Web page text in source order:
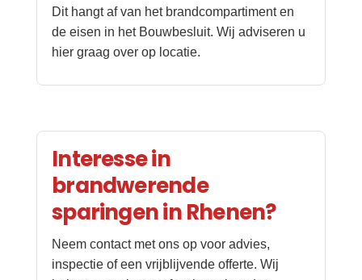
Dit hangt af van het brandcompartiment en
de eisen in het Bouwbesluit. Wij adviseren u
hier graag over op locatie.
Interesse in
brandwerende
sparingen in Rhenen?
Neem contact met ons op voor advies,
inspectie of een vrijblijvende offerte. Wij